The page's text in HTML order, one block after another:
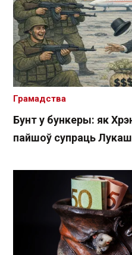
Бунт у бункеры: як
пайшоў супраць
Грамадства